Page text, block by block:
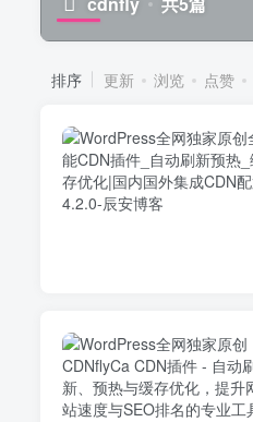
排序 更新 浏览 点赞